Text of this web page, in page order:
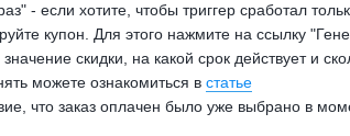
- если хотите, чтобы триггер сработал
купон. Для этого нажмите на ссылку
скидки, на какой срок действует и
можете ознакомиться в статье
что заказ оплачен было уже выбрано в